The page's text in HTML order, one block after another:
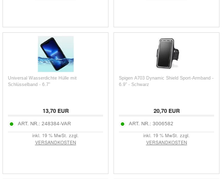
Universal Wasserdichte Hülle mit
Schlüsselband - 6.7"
13,70EUR
ART. NR.: 248384-VAR
inkl. 19 % MwSt. zzgl.
VERSANDKOSTEN
Spigen A703 Dynamic Shield Sport-Armband -
6.9" - Schwarz
20,70EUR
ART. NR.: 3006582
inkl. 19 % MwSt. zzgl.
VERSANDKOSTEN